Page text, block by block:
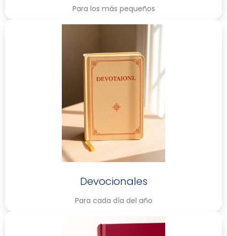
Para los más pequeños
Devocionales
Para cada día del año